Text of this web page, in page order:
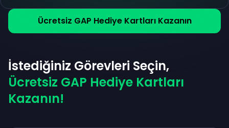
Ücretsiz GAP Hediye Kartları Kazanın
İstediğiniz Görevleri Seçin,
Ücretsiz GAP Hediye Kartları
Kazanın!